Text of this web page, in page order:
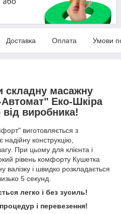
Доставка Оплата Умови
складну масажну
Еко-Шкіра
від виробника!
виготовляється з
надійну конструкцію,
При цьому для клієнта і
рівень комфорту Кушетка
валізку і швидко розкладається
5 секунд.
легко і без зусиль!
і перевезення!